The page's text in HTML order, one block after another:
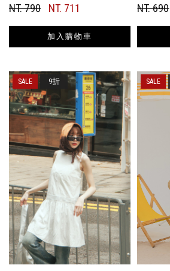
NT. 790 NT. 711
加入購物車
NT. 690
9折